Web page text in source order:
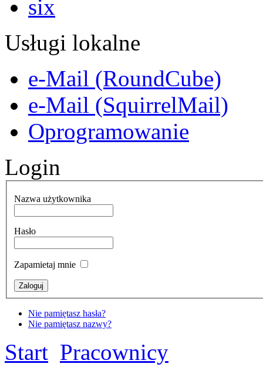
Usługi lokalne
e-Mail (RoundCube)
e-Mail (SquirrelMail)
Oprogramowanie
Login
Nazwa użytkownika
Hasło
Zapamietaj mnie
Nie pamiętasz hasła?
Nie pamiętasz nazwy?
Start Pracownicy